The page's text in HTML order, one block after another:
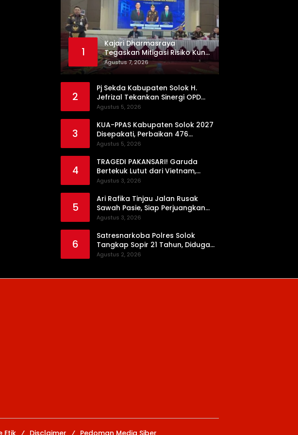
1
Kajari Dharmasraya
Tegaskan Mitigasi Risiko Kunci
Pengadaan Barang dan Jasa
yang Bersih
Agustus 7, 2026
2
Pj Sekda Kabupaten Solok H.
Jefrizal Tekankan Sinergi OPD
demi Percepatan Pembangunan
Agustus 5, 2026
3
KUA-PPAS Kabupaten Solok 2027
Disepakati, Perbaikan 476
Kilometer Jalan Rusak Jadi
Agustus 5, 2026
4
TRAGEDI PAKANSARI! Garuda
Bertekuk Lutut dari Vietnam,
Langkah ke Semifinal Kini di Ujung
Agustus 3, 2026
5
Ari Rafika Tinjau Jalan Rusak
Sawah Pasie, Siap Perjuangkan
Perbaikannya di DPRD
Agustus 3, 2026
6
Satresnarkoba Polres Solok
Tangkap Sopir 21 Tahun, Diduga
Kuasai Satu Paket Sabu di Kubung
Agustus 2, 2026